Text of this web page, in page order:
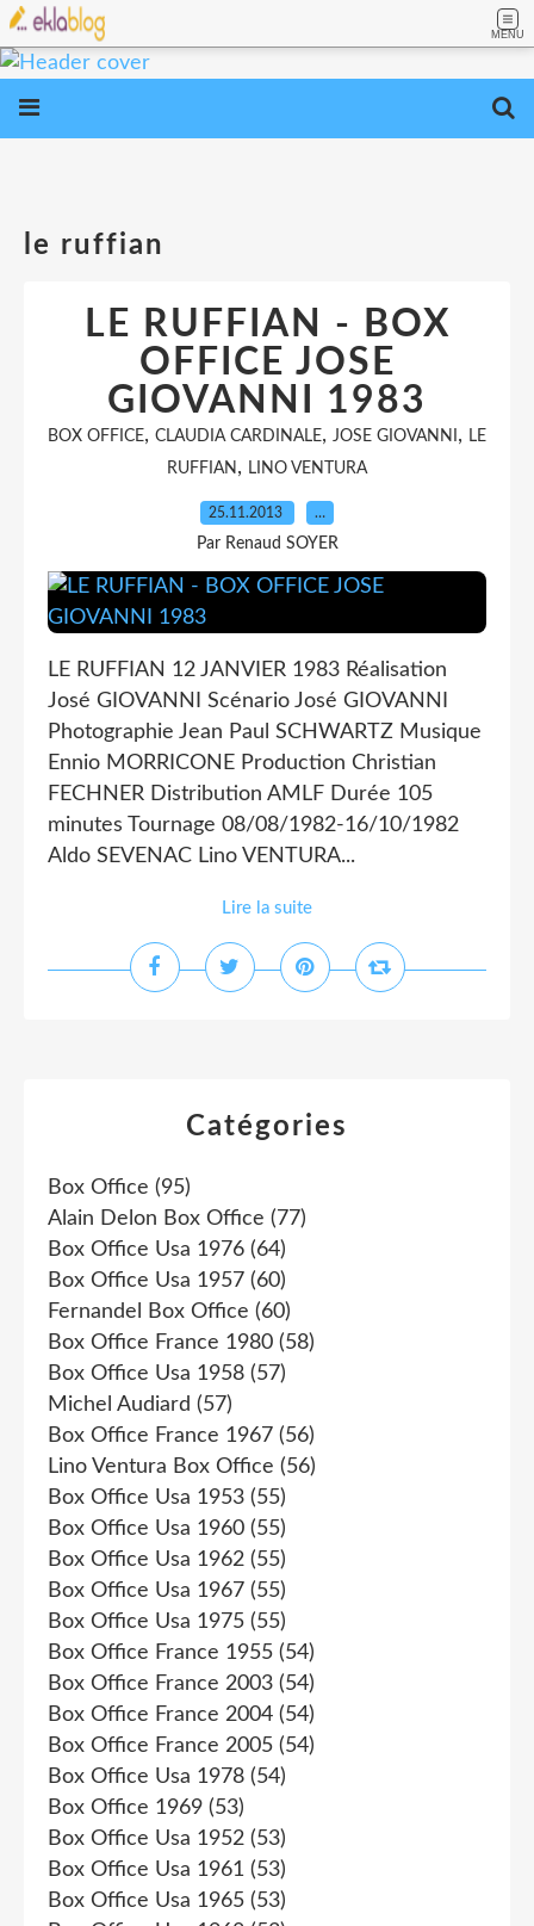
MENU
le ruffian
LE RUFFIAN - BOX
OFFICE JOSE
GIOVANNI 1983
BOX OFFICE, CLAUDIA CARDINALE, JOSE GIOVANNI , LE
RUFFIAN , LINO VENTURA
25.11.2013 …
Par Renaud SOYER
LE RUFFIAN 12 JANVIER 1983 Réalisation
José GIOVANNI Scénario José GIOVANNI
Photographie Jean Paul SCHWARTZ Musique
Ennio MORRICONE Production Christian
FECHNER Distribution AMLF Durée 105
minutes Tournage 08/08/1982-16/10/1982
Aldo SEVENAC Lino VENTURA...
Lire la suite
Catégories
Box Office (95)
Alain Delon Box Office (77)
Box Office Usa 1976 (64)
Box Office Usa 1957 (60)
Fernandel Box Office (60)
Box Office France 1980 (58)
Box Office Usa 1958 (57)
Michel Audiard (57)
Box Office France 1967 (56)
Lino Ventura Box Office (56)
Box Office Usa 1953 (55)
Box Office Usa 1960 (55)
Box Office Usa 1962 (55)
Box Office Usa 1967 (55)
Box Office Usa 1975 (55)
Box Office France 1955 (54)
Box Office France 2003 (54)
Box Office France 2004 (54)
Box Office France 2005 (54)
Box Office Usa 1978 (54)
Box Office 1969 (53)
Box Office Usa 1952 (53)
Box Office Usa 1961 (53)
Box Office Usa 1965 (53)